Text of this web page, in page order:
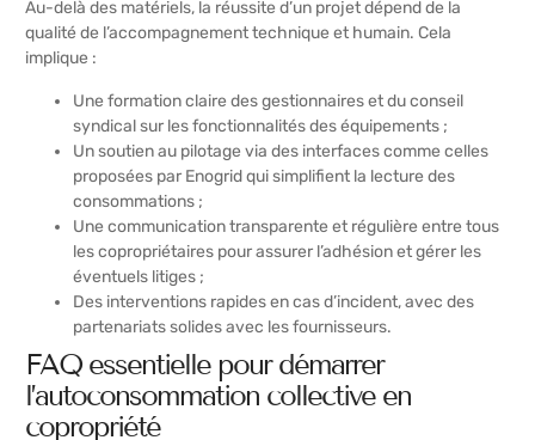
Au-delà des matériels, la réussite d’un projet dépend de la
qualité de l’accompagnement technique et humain. Cela
implique :
Une formation claire des gestionnaires et du conseil
syndical sur les fonctionnalités des équipements ;
Un soutien au pilotage via des interfaces comme celles
proposées par Enogrid qui simplifient la lecture des
consommations ;
Une communication transparente et régulière entre tous
les copropriétaires pour assurer l’adhésion et gérer les
éventuels litiges ;
Des interventions rapides en cas d’incident, avec des
partenariats solides avec les fournisseurs.
FAQ essentielle pour démarrer
l’autoconsommation collective en
copropriété